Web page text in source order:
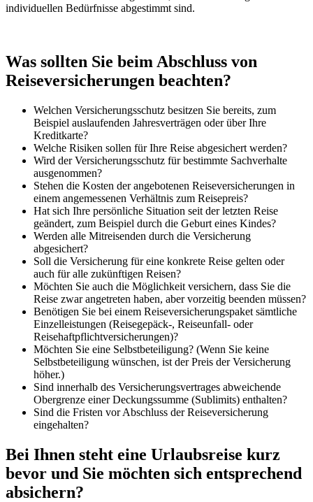
individuellen Bedürfnisse abgestimmt sind.
Was sollten Sie beim Abschluss von
Reiseversicherungen beachten?
Welchen Versicherungsschutz besitzen Sie bereits, zum
Beispiel auslaufenden Jahresverträgen oder über Ihre
Kreditkarte?
Welche Risiken sollen für Ihre Reise abgesichert werden?
Wird der Versicherungsschutz für bestimmte Sachverhalte
ausgenommen?
Stehen die Kosten der angebotenen Reiseversicherungen in
einem angemessenen Verhältnis zum Reisepreis?
Hat sich Ihre persönliche Situation seit der letzten Reise
geändert, zum Beispiel durch die Geburt eines Kindes?
Werden alle Mitreisenden durch die Versicherung
abgesichert?
Soll die Versicherung für eine konkrete Reise gelten oder
auch für alle zukünftigen Reisen?
Möchten Sie auch die Möglichkeit versichern, dass Sie die
Reise zwar angetreten haben, aber vorzeitig beenden müssen?
Benötigen Sie bei einem Reiseversicherungspaket sämtliche
Einzelleistungen (Reisegepäck-, Reiseunfall- oder
Reisehaftpflichtversicherungen)?
Möchten Sie eine Selbstbeteiligung? (Wenn Sie keine
Selbstbeteiligung wünschen, ist der Preis der Versicherung
höher.)
Sind innerhalb des Versicherungsvertrages abweichende
Obergrenze einer Deckungssumme (Sublimits) enthalten?
Sind die Fristen vor Abschluss der Reiseversicherung
eingehalten?
Bei Ihnen steht eine Urlaubsreise kurz
bevor und Sie möchten sich entsprechend
absichern?